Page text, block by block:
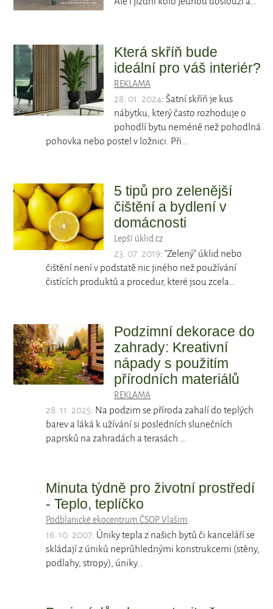
Která skříň bude
ideální pro váš interiér?
REKLAMA
28. 01. 2024: Šatní skříň je kus
nábytku, který často rozhoduje o
pohodlí bytu neméně než pohodlná
pohovka nebo postel v ložnici. Při…
5 tipů pro zelenější
čištění a bydlení v
domácnosti
Lepší úklid.cz
23. 07. 2019: "Zelený" úklid nebo
čištění není v podstatě nic jiného než používání
čistících produktů a procedur, které jsou zcela…
Podzimní dekorace do
zahrady: Kreativní
nápady s použitím
přírodních materiálů
REKLAMA
28. 11. 2025: Na podzim se příroda zahalí do teplých
barev a láká k užívání si posledních slunečních
paprsků na zahradách a terasách.…
Minuta týdně pro životní prostředí
- Teplo, teplíčko
Podblanické ekocentrum ČSOP Vlašim
16. 10. 2007: Úniky tepla z našich bytů či kanceláří se
skládají z úniků neprůhlednými konstrukcemi (stěny,
podlahy, stropy), úniky…